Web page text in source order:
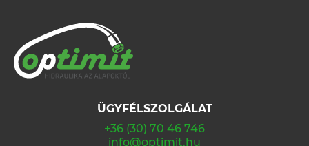
ÜGYFÉLSZOLGÁLAT
+36 (30) 70 46 746
info@optimit.hu